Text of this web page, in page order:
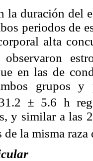
la duración del
periodos de
alta
observaron
en las de
grupos y
± 5.6 h
y similar a las
de la misma